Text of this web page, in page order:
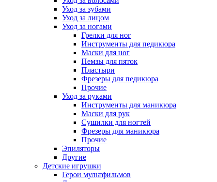
Уход за зубами
Уход за лицом
Уход за ногами
Грелки для ног
Инструменты для педикюра
Маски для ног
Пемзы для пяток
Пластыри
Фрезеры для педикюра
Прочие
Уход за руками
Инструменты для маникюра
Маски для рук
Сушилки для ногтей
Фрезеры для маникюра
Прочие
Эпиляторы
Другие
Детские игрушки
Герои мультфильмов